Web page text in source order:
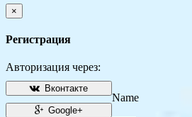
×
Регистрация
Авторизация через:
Вконтакте
Google+
Name